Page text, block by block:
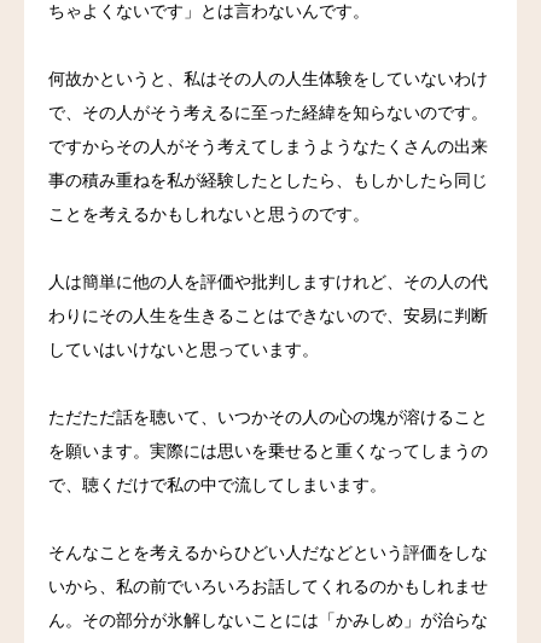
ちゃよくないです」とは言わないんです。
何故かというと、私はその人の人生体験をしていないわけ
で、その人がそう考えるに至った経緯を知らないのです。
ですからその人がそう考えてしまうようなたくさんの出来
事の積み重ねを私が経験したとしたら、もしかしたら同じ
ことを考えるかもしれないと思うのです。
人は簡単に他の人を評価や批判しますけれど、その人の代
わりにその人生を生きることはできないので、安易に判断
していはいけないと思っています。
ただただ話を聴いて、いつかその人の心の塊が溶けること
を願います。実際には思いを乗せると重くなってしまうの
で、聴くだけで私の中で流してしまいます。
そんなことを考えるからひどい人だなどという評価をしな
いから、私の前でいろいろお話してくれるのかもしれませ
ん。その部分が氷解しないことには「かみしめ」が治らな
気診の学校